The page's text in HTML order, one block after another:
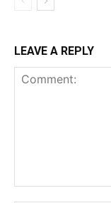
LEAVE A REPLY